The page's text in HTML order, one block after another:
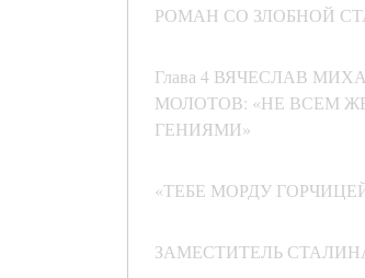
РОМАН СО ЗЛОБНОЙ
Глава 4 ВЯЧЕСЛАВ
МОЛОТОВ: «НЕ ВСЕМ
ГЕНИЯМИ»
«ТЕБЕ МОРДУ
ЗАМЕСТИТЕЛЬ